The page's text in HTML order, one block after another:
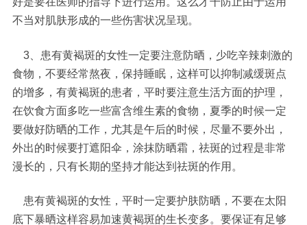
不当对肌肤形成的一些伤害状况呈现。
3、患有黄褐斑的女性一定要注意防晒，少吃辛辣刺激的
食物，不要经常熬夜，保持睡眠，这样可以抑制减缓斑点
的增多，有黄褐斑的患者，平时要注意生活方面的护理，
在饮食方面多吃一些富含维生素的食物，夏季的时候一定
要做好防晒的工作，尤其是午后的时候，尽量不要外出，
外出的时候要打遮阳伞，涂抹防晒霜，祛斑的过程是非常
漫长的，只有长期的坚持才能达到祛斑的作用。
患有黄褐斑的女性，平时一定要护肤防晒，不要在太阳
底下暴晒这样容易加速黄褐斑的生长变多。要保证有足够